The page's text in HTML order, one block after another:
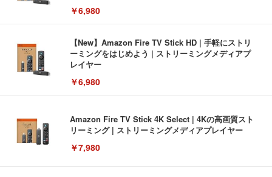
￥6,980
【New】Amazon Fire TV Stick HD | 手軽にストリ
ーミングをはじめよう | ストリーミングメディアプ
レイヤー
￥6,980
Amazon Fire TV Stick 4K Select | 4Kの高画質スト
リーミング | ストリーミングメディアプレイヤー
￥7,980